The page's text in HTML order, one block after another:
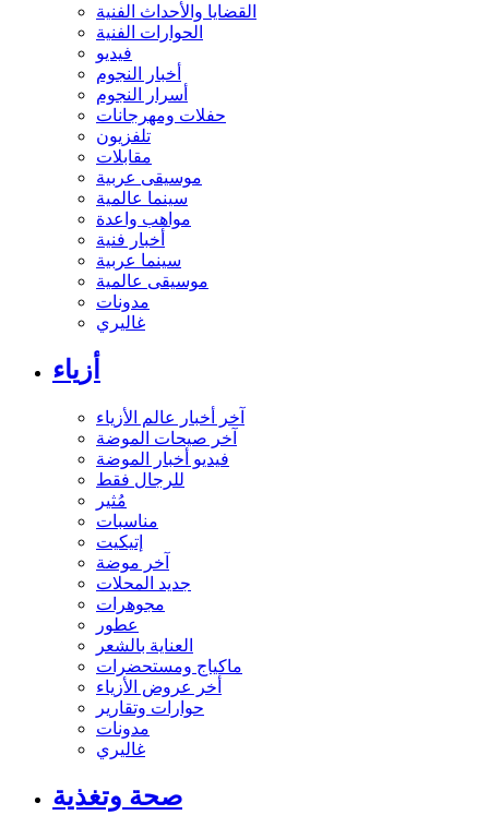
القضايا والأحداث الفنية
الحوارات الفنية
فيديو
أخبار النجوم
أسرار النجوم
حفلات ومهرجانات
تلفزيون
مقابلات
موسيقى عربية
سينما عالمية
مواهب واعدة
أخبار فنية
سينما عربية
موسيقى عالمية
مدونات
غاليري
أزياء
آخر أخبار عالم الأزياء
آخر صيحات الموضة
فيديو أخبار الموضة
للرجال فقط
مُثير
مناسبات
إتيكيت
آخر موضة
جديد المحلات
مجوهرات
عطور
العناية بالشعر
ماكياج ومستحضرات
أخر عروض الأزياء
حوارات وتقارير
مدونات
غاليري
صحة وتغذية